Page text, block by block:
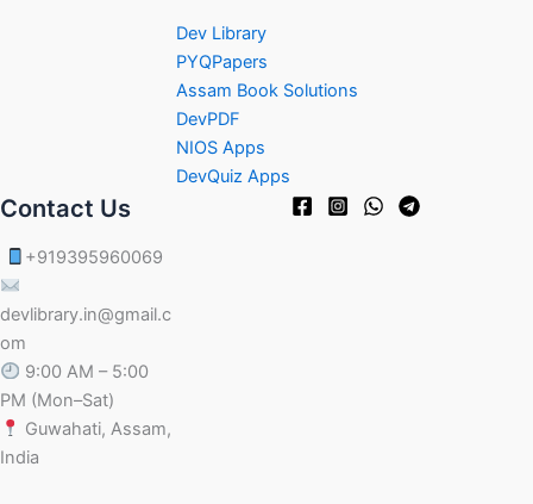
Dev Library
PYQPapers
Assam Book Solutions
DevPDF
NIOS Apps
DevQuiz Apps
Contact Us
+919395960069
devlibrary.in@gmail.c
om
9:00 AM – 5:00
PM (Mon–Sat)
Guwahati, Assam,
India